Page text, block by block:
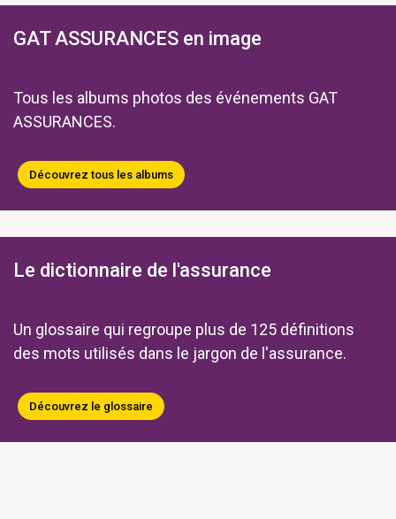
GAT ASSURANCES en image
Tous les albums photos des événements GAT
ASSURANCES.
Découvrez tous les albums
Le dictionnaire de l'assurance
Un glossaire qui regroupe plus de 125 définitions
des mots utilisés dans le jargon de l'assurance.
Découvrez le glossaire